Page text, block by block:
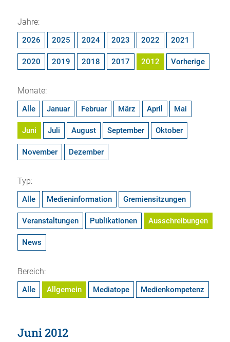
Jahre:
2026 2025 2024 2023 2022 2021
2020 2019 2018 2017 2012 Vorherige
Monate:
Alle Januar Februar März April Mai
Juni Juli August September Oktober
November Dezember
Typ:
Alle Medieninformation Gremiensitzungen
Veranstaltungen Publikationen Ausschreibungen
News
Bereich:
Alle Allgemein Mediatope Medienkompetenz
Juni 2012